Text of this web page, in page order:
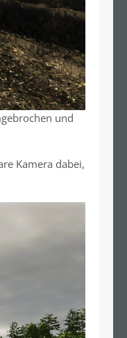
und
Kamera dabei,